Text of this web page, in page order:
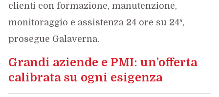
clienti con formazione, manutenzione,
monitoraggio e assistenza 24 ore su 24″,
prosegue Galaverna.
Grandi aziende e PMI: un’offerta
calibrata su ogni esigenza